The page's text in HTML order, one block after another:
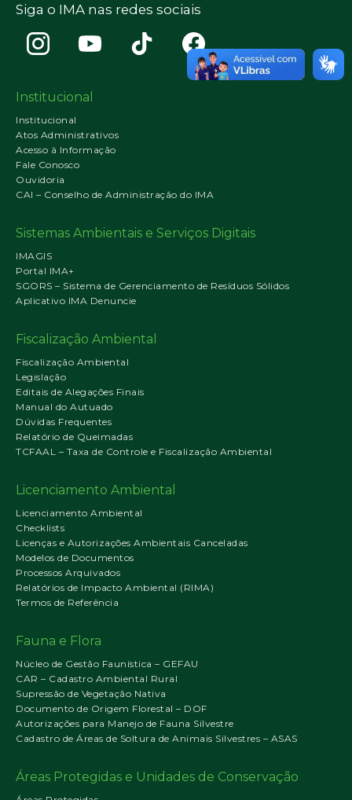
Siga o IMA nas redes sociais
Institucional
Institucional
Atos Administrativos
Acesso à Informação
Fale Conosco
Ouvidoria
CAI – Conselho de Administração do IMA
Sistemas Ambientais e Serviços Digitais
IMAGIS
Portal IMA+
SGORS – Sistema de Gerenciamento de Resíduos Sólidos
Aplicativo IMA Denuncie
Fiscalização Ambiental
Fiscalização Ambiental
Legislação
Editais de Alegações Finais
Manual do Autuado
Dúvidas Frequentes
Relatório de Queimadas
TCFAAL – Taxa de Controle e Fiscalização Ambiental
Licenciamento Ambiental
Licenciamento Ambiental
Checklists
Licenças e Autorizações Ambientais Canceladas
Modelos de Documentos
Processos Arquivados
Relatórios de Impacto Ambiental (RIMA)
Termos de Referência
Fauna e Flora
Núcleo de Gestão Faunística – GEFAU
CAR – Cadastro Ambiental Rural
Supressão de Vegetação Nativa
Documento de Origem Florestal – DOF
Autorizações para Manejo de Fauna Silvestre
Cadastro de Áreas de Soltura de Animais Silvestres – ASAS
Áreas Protegidas e Unidades de Conservação